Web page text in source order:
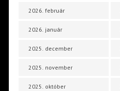
2026. február
2026. január
2025. december
2025. november
2025. október